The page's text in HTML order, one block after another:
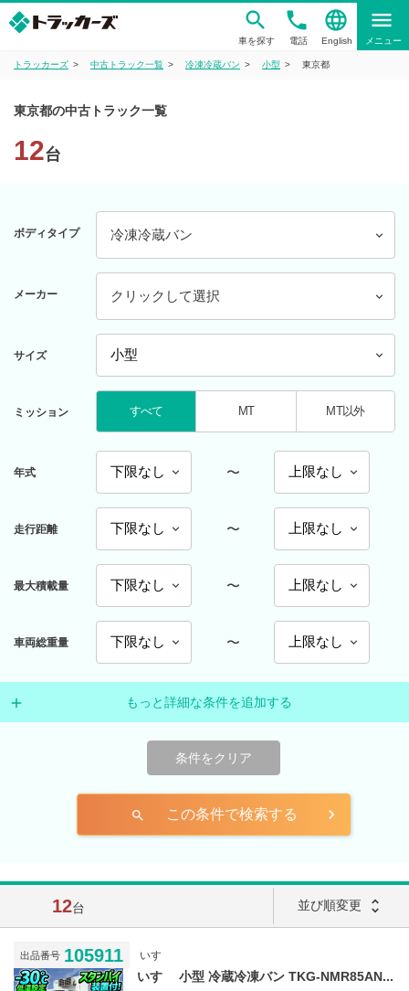
車を探す
phone
電話
language
English
menu
メニュー
トラッカーズ 中古トラック一覧 冷凍冷蔵バン 小型 東京都
東京都の中古トラック一覧
12台
ボディタイプ 冷凍冷蔵バン
メーカー クリックして選択
サイズ
ミッション すべて MT MT以外
年式 〜
走行距離 〜
最大積載量 〜
車両総重量 〜
もっと詳細な条件を追加する
条件をクリア
search この条件で検索する
12台 並び順変更 unfold_more
出品番号 105911 いすゞ
いすゞ 小型 冷蔵冷凍バン TKG-NMR85AN...